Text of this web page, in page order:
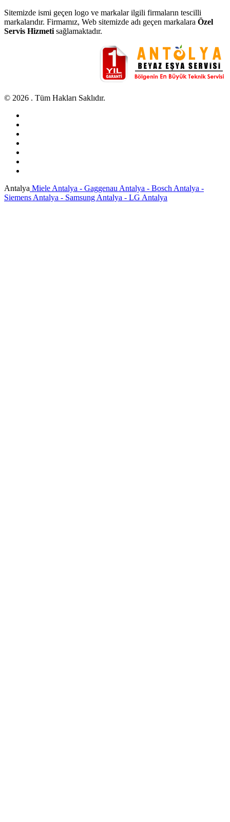
Sitemizde ismi geçen logo ve markalar ilgili firmaların tescilli
markalarıdır. Firmamız, Web sitemizde adı geçen markalara Özel
Servis Hizmeti sağlamaktadır.
© 2026 . Tüm Hakları Saklıdır.
Antalya Miele Antalya - Gaggenau Antalya - Bosch Antalya -
Siemens Antalya - Samsung Antalya - LG Antalya